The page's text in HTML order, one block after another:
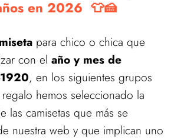
en 2026 👕🍰
para chico o chica que
con el año y mes de
, en los siguientes grupos
hemos seleccionado la
las camisetas que más se
nuestra web y que implican uno